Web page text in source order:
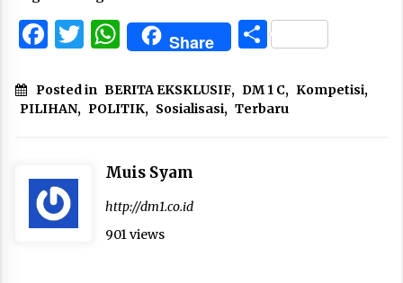
Facebook
Twitter
WhatsApp
Share Share
Posted in BERITA EKSKLUSIF, DM 1 C, Kompetisi,
PILIHAN, POLITIK, Sosialisasi, Terbaru
Muis Syam
http://dm1.co.id
901 views